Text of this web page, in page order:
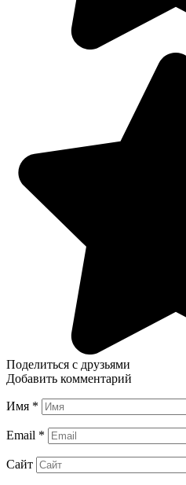
Поделиться с друзьями
Добавить комментарий
Имя *
Email *
Сайт